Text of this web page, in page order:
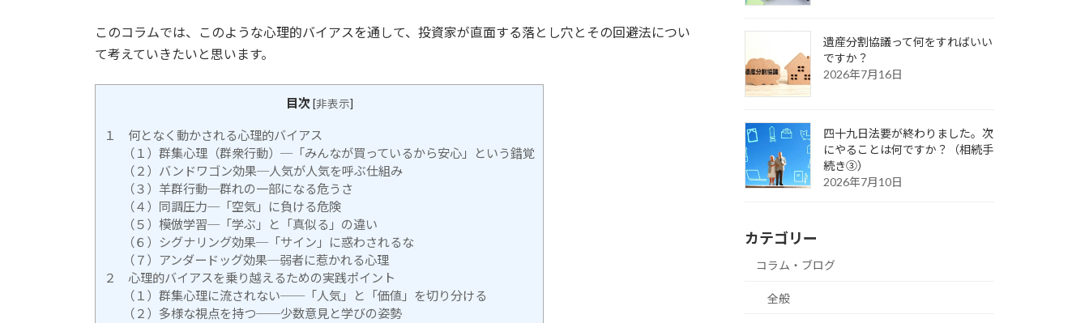
このコラムでは、このような心理的バイアスを通して、投資家が直面する落とし穴とその回避法につい
て考えていきたいと思います。
目次 [非表示]
１ 何となく動かされる心理的バイアス
（１）群集心理（群衆行動）─「みんなが買っているから安心」という錯覚
（２）バンドワゴン効果─人気が人気を呼ぶ仕組み
（３）羊群行動─群れの一部になる危うさ
（４）同調圧力─「空気」に負ける危険
（５）模倣学習─「学ぶ」と「真似る」の違い
（６）シグナリング効果─「サイン」に惑わされるな
（７）アンダードッグ効果─弱者に惹かれる心理
２ 心理的バイアスを乗り越えるための実践ポイント
（１）群集心理に流されない──「人気」と「価値」を切り分ける
（２）多様な視点を持つ──少数意見と学びの姿勢
遺産分割協議って何をすればいい
ですか？
2026年7月16日
四十九日法要が終わりました。次
にやることは何ですか？（相続手
続き③）
2026年7月10日
カテゴリー
コラム・ブログ
全般